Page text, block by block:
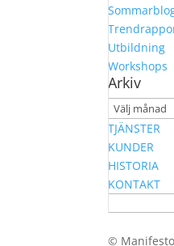
Utbildning
Workshops
Arkiv
Arkiv
TJÄNSTER
KUNDER
HISTORIA
KONTAKT
©